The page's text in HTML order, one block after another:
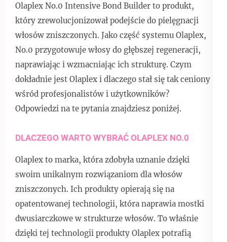
Olaplex No.0 Intensive Bond Builder to produkt,
który zrewolucjonizował podejście do pielęgnacji
włosów zniszczonych. Jako część systemu Olaplex,
No.0 przygotowuje włosy do głębszej regeneracji,
naprawiając i wzmacniając ich strukturę. Czym
dokładnie jest Olaplex i dlaczego stał się tak ceniony
wśród profesjonalistów i użytkowników?
Odpowiedzi na te pytania znajdziesz poniżej.
DLACZEGO WARTO WYBRAĆ OLAPLEX NO.0
Olaplex to marka, która zdobyła uznanie dzięki
swoim unikalnym rozwiązaniom dla włosów
zniszczonych. Ich produkty opierają się na
opatentowanej technologii, która naprawia mostki
dwusiarczkowe w strukturze włosów. To właśnie
dzięki tej technologii produkty Olaplex potrafią